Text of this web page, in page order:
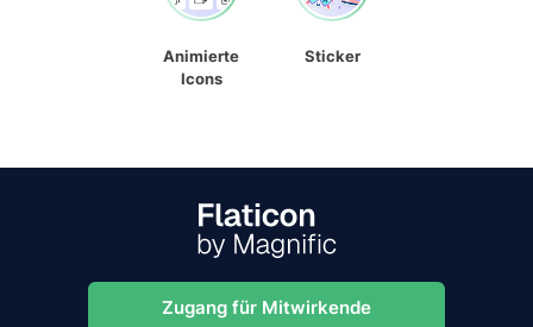
Animierte
Icons
Sticker
Zugang für Mitwirkende